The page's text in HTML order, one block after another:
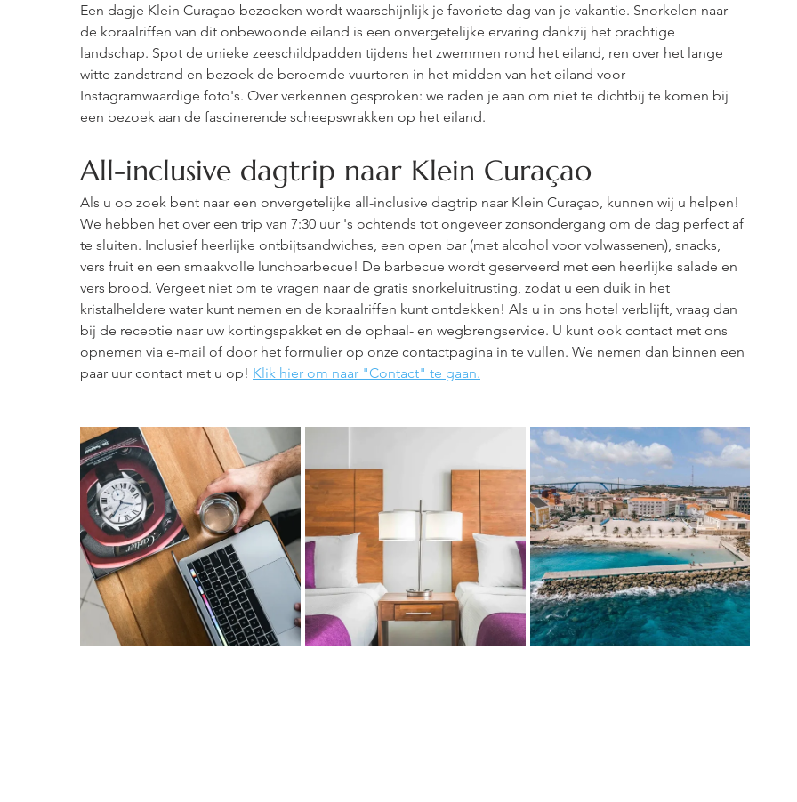
Een dagje Klein Curaçao bezoeken wordt waarschijnlijk je favoriete dag van je vakantie. Snorkelen naar
de koraalriffen van dit onbewoonde eiland is een onvergetelijke ervaring dankzij het prachtige
landschap. Spot de unieke zeeschildpadden tijdens het zwemmen rond het eiland, ren over het lange
witte zandstrand en bezoek de beroemde vuurtoren in het midden van het eiland voor
Instagramwaardige foto's. Over verkennen gesproken: we raden je aan om niet te dichtbij te komen bij
een bezoek aan de fascinerende scheepswrakken op het eiland.
All-inclusive dagtrip naar Klein Curaçao
Als u op zoek bent naar een onvergetelijke all-inclusive dagtrip naar Klein Curaçao, kunnen wij u helpen!
We hebben het over een trip van 7:30 uur 's ochtends tot ongeveer zonsondergang om de dag perfect af
te sluiten. Inclusief heerlijke ontbijtsandwiches, een open bar (met alcohol voor volwassenen), snacks,
vers fruit en een smaakvolle lunchbarbecue! De barbecue wordt geserveerd met een heerlijke salade en
vers brood. Vergeet niet om te vragen naar de gratis snorkeluitrusting, zodat u een duik in het
kristalheldere water kunt nemen en de koraalriffen kunt ontdekken! Als u in ons hotel verblijft, vraag dan
bij de receptie naar uw kortingspakket en de ophaal- en wegbrengservice. U kunt ook contact met ons
opnemen via e-mail of door het formulier op onze contactpagina in te vullen. We nemen dan binnen een
paar uur contact met u op! Klik hier om naar "Contact" te gaan.